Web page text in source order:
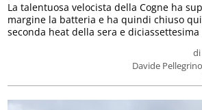
di
Davide Pellegrino
La talentuosa velocista della Cogne ha
margine la batteria e ha quindi chiuso
seconda heat della sera e diciassettesima